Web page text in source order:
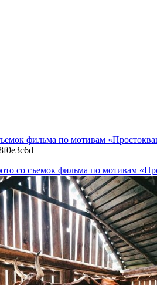
фильма по мотивам
со съемок фильма по мотивам